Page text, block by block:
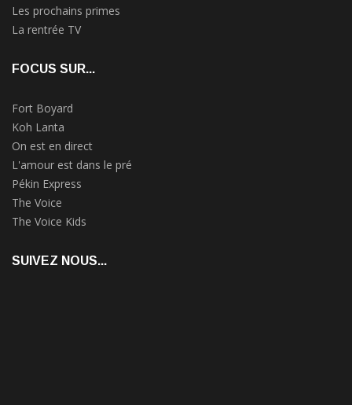
Les prochains primes
La rentrée TV
FOCUS SUR...
Fort Boyard
Koh Lanta
On est en direct
L'amour est dans le pré
Pékin Express
The Voice
The Voice Kids
SUIVEZ NOUS...